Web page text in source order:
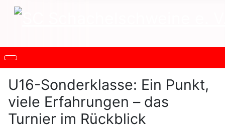
U16-Sonderklasse: Ein Punkt,
viele Erfahrungen – das
Turnier im Rückblick